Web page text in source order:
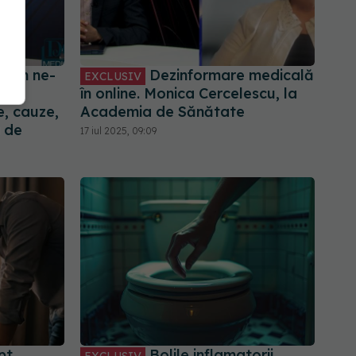
ne-
cauze,
EXCLUSIV
Dezinformare medicală
în online. Monica Cercelescu, la
Academia de Sănătate
17 iul 2025, 09:09